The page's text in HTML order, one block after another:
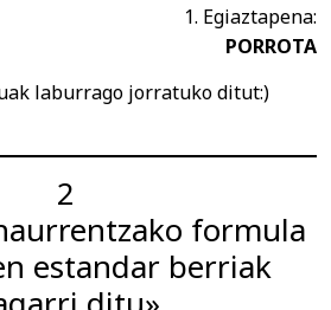
1. Egiaztapena:
PORROTA
laburrago jorratuko ditut:)
2
formula
estandar berriak